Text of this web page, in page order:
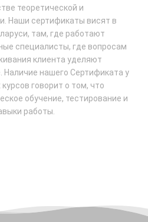
теоретической и
Наши сертификаты висят в
там, где работают
специалисты, где вопросам
клиента уделяют
нашего Сертификата у
говорит о том, что
обучение, тестирование и
работы.